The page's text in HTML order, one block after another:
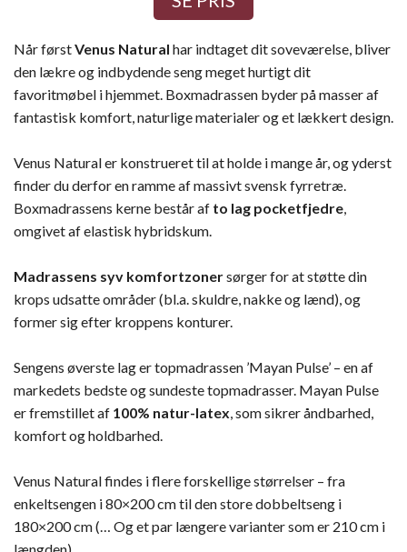
Når førstVenus Natural har indtaget dit soveværelse, bliver
den lækre og indbydende seng meget hurtigt dit
favoritmøbel i hjemmet. Boxmadrassen byder på masser af
fantastisk komfort, naturlige materialer og et lækkert design.
Venus Natural er konstrueret til at holde i mange år, og yderst
finder du derfor en ramme af massivt svensk fyrretræ.
Boxmadrassens kerne består af to lag pocketfjedre
omgivet af elastisk hybridskum.
Madrassens syv komfortzonersørger for at støtte din
krops udsatte områder (bl.a. skuldre, nakke og lænd), og
former sig efter kroppens konturer.
Sengens øverste lag er topmadrassen ’Mayan Pulse’ – en af
markedets bedste og sundeste topmadrasser. Mayan Pulse
er fremstillet af 100% natur-latex , som sikrer åndbarhed,
komfort og holdbarhed.
Venus Natural findes i flere forskellige størrelser – fra
enkeltsengen i 80×200 cm til den store dobbeltseng i
180×200 cm (… Og et par længere varianter som er 210 cm i
længden)